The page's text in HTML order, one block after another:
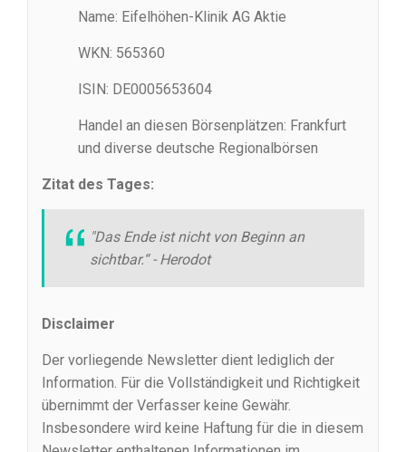
Name: Eifelhöhen-Klinik AG Aktie
WKN: 565360
ISIN: DE0005653604
Handel an diesen Börsenplätzen: Frankfurt
und diverse deutsche Regionalbörsen
Zitat des Tages:
"Das Ende ist nicht von Beginn an
sichtbar.“ - Herodot
Disclaimer
Der vorliegende Newsletter dient lediglich der
Information. Für die Vollständigkeit und Richtigkeit
übernimmt der Verfasser keine Gewähr.
Insbesondere wird keine Haftung für die in diesem